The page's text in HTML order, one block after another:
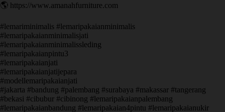
🌎 https://www.amanahfurniture.com
#lemariminimalis #lemaripakaianminimalis
#lemaripakaianminimalisjati
#lemaripakaianminimalissleding
#lemaripakaianpintu3
#lemaripakaianjati
#lemaripakaianjatijepara
#modellemaripakaianjati
#jakarta #bandung #palembang #surabaya #makassar #tangerang
#bekasi #cibubur #cibinong #lemaripakaianpalembang
#lemaripakaianbandung #lemaripakaian4pintu #lemaripakaianukir